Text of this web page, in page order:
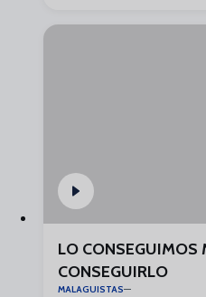
LO CONSEGUIMOS
CONSEGUIRLO
MALAGUISTAS